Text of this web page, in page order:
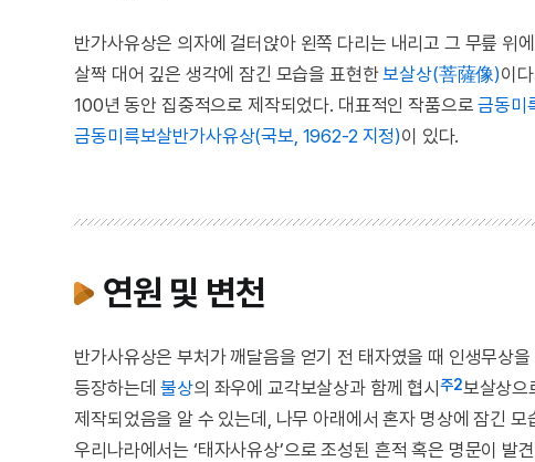
반가사유상은 의자에 걸터앉아 왼쪽 다리는 내리고 그 무릎 위
살짝 대어 깊은 생각에 잠긴 모습을 표현한보살상(菩薩像)이
100년 동안 집중적으로 제작되었다. 대표적인 작품으로금동미
금동미륵보살반가사유상(국보, 1962-2 지정)이 있다.
연원 및 변천
반가사유상은 부처가 깨달음을 얻기 전 태자였을 때 인생무상
등장하는데불상의 좌우에 교각보살상과 함께 협시주2보살상으
제작되었음을 알 수 있는데, 나무 아래에서 혼자 명상에 잠긴
우리나라에서는 ‘태자사유상’으로 조성된 흔적 혹은 명문이 발